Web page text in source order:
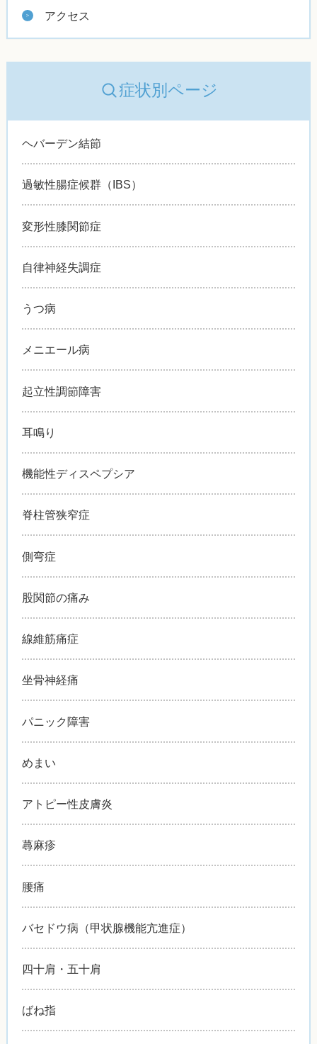
アクセス
症状別ページ
ヘバーデン結節
過敏性腸症候群（IBS）
変形性膝関節症
自律神経失調症
うつ病
メニエール病
起立性調節障害
耳鳴り
機能性ディスペプシア
脊柱管狭窄症
側弯症
股関節の痛み
線維筋痛症
坐骨神経痛
パニック障害
めまい
アトピー性皮膚炎
蕁麻疹
腰痛
バセドウ病（甲状腺機能亢進症）
四十肩・五十肩
ばね指